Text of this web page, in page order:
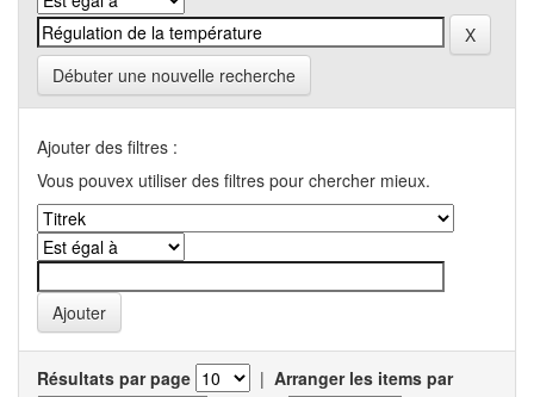
Débuter une nouvelle recherche
Ajouter des filtres :
Vous pouvex utiliser des filtres pour chercher mieux.
Résultats par page | Arranger les items par